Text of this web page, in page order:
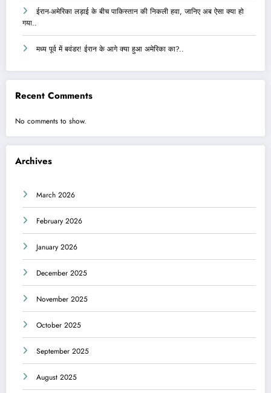
ईरान-अमेरिका लड़ाई के बीच पाकिस्तान की निकली हवा, जानिए अब ऐसा क्या हो
गया..
मध्य पूर्व में बवंडर! ईरान के आगे क्या हुआ अमेरिका का?..
Recent Comments
No comments to show.
Archives
March 2026
February 2026
January 2026
December 2025
November 2025
October 2025
September 2025
August 2025